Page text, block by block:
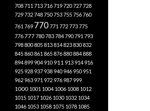
708711 713716719720727728
729732748750753755756760
761 769 770771 772773775
776777780783784790791 793
798800805813814823830832
845860861 865876880884888
894899904910 911 913914916
925928937938940946950951
962963971 972976987999
1000 1001 1004 1006 1008 1012
1015 1017 1026 1030 1032 1034
1046 1053 1058 1075 1078 1085